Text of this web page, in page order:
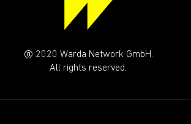
@ 2020 Warda Network GmbH.
All rights reserved.